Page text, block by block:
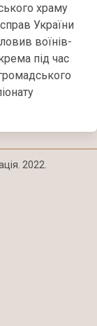
храму
України
воїнів-
під час
2022.